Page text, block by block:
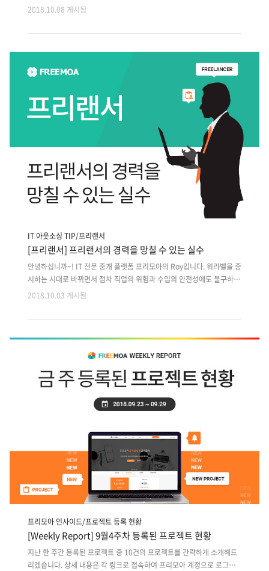
후 확인 가능합니다. 지난 주 등록된 프로젝트 외에도 마감이 다가오는 이
세요!! 1. 디지털 헬스케어 & 컨텐츠 추천 앱서비스 개발2. 지역/위치기반
화물 딜리버리 Android 플랫폼 개발6. 유저 차량관리 및 관리업체 연결
앱서비스 개발7. 여행상품 판매 및 커뮤니티 반응형웹 구축8. 제품QR코
드를 통한 서버등록 및 정보제공을 위한 Android 앱개발9..
2018.10.08 게시됨
IT 아웃소싱 TIP/프리랜서
[프리랜서] 프리랜서의 경력을 망칠 수 있는 실수
안녕하십니까~! IT 전문 중개 플랫폼 프리모아의 Roy입니다. 워라벨을 중
시하는 시대로 바뀌면서 점차 직업의 위험과 수입의 안전성에도 불구하고
프리랜서로전향하는 수가 늘어나고 있습니다. 프리랜서의 가장 큰 특권인
리랜서로 전향하여 자리를 잡기위해 프리랜서의 경력 즉 포트폴리오를빠
나은 프리랜서가 되기 위하여 일반적인 실수를 저지르지 않는 방법을 참
고하시길 바랍니다. 프리랜서 경력을 망칠 수 있는 실수 4가지 출처 :
entrepreneur.com 의뢰의 포커스는 당신에 관한 것이 아니라 당신의
고객입니다. 프리랜서로 시작할 때 명심해야할 첫번째 일은 당신의 고객
2018.10.03 게시됨
프리모아 인사이드/프로젝트 등록 현황
[Weekly Report] 9월4주차 등록된 프로젝트 현황
지난 한 주간 등록된 프로젝트 중 10건의 프로젝트를 간략하게 소개해드
리겠습니다. 상세 내용은 각 링크로 접속하여 프리모아 계정으로 로그인